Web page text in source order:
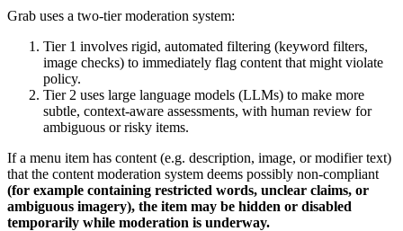
Grab uses a two-tier moderation system:
Tier 1 involves rigid, automated filtering (keyword filters,
image checks) to immediately flag content that might violate
policy.
Tier 2 uses large language models (LLMs) to make more
subtle, context-aware assessments, with human review for
ambiguous or risky items.
If a menu item has content (e.g. description, image, or modifier text)
that the content moderation system deems possibly non-compliant
(for example containing restricted words, unclear claims, or
ambiguous imagery), the item may be hidden or disabled
temporarily while moderation is underway.